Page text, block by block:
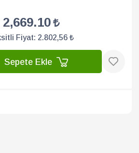
2,669.10
Fiyat: 2.802,56 ₺
Sepete Ekle